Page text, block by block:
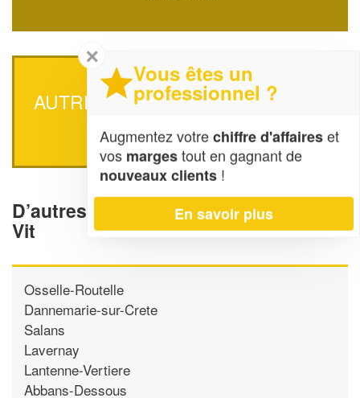
AUTRES ÉLECTRICIENS À SAINT-
D’autres électriciens proche de Saint-
Vit
Osselle-Routelle
Dannemarie-sur-Crete
Salans
Lavernay
Lantenne-Vertiere
Abbans-Dessous
✕
Vous êtes un
professionnel ?
Augmentez votrechiffre d'affaireset
vos margestout en gagnant de
nouveaux clients !
En savoir plus